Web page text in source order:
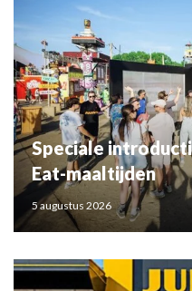
Speciale
Eat-maaltijden
5 augustus 2026